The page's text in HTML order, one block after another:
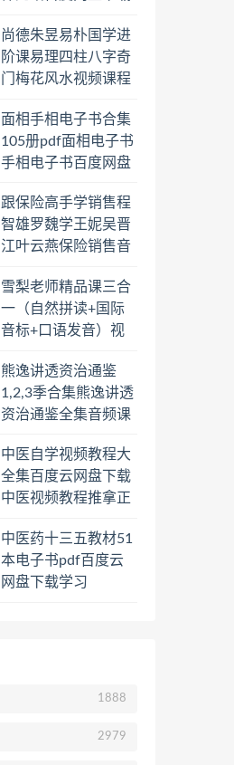
尚德朱昱易朴国学进
阶课易理四柱八字奇
门梅花风水视频课程
学习
面相手相电子书合集
105册pdf面相电子书
手相电子书百度网盘
跟保险高手学销售程
智雄罗魏学王妮吴晋
江叶云燕保险销售音
盘下载学习
雪梨老师精品课三合
一（自然拼读+国际
音标+口语发音）视
载学习
熊逸讲透资治通鉴
1,2,3季合集熊逸讲透
资治通鉴全集音频课
一二三辑合集百度云
网盘下载学习
中医自学视频教程大
全集百度云网盘下载
中医视频教程推拿正
经络脉诊面诊舌诊手
诊私密终身会员百度
网盘共享群
中医药十三五教材51
本电子书pdf百度云
网盘下载学习
1888
2979